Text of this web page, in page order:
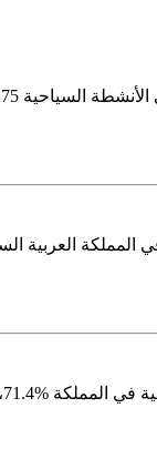
من العام الماضي. ويُعد